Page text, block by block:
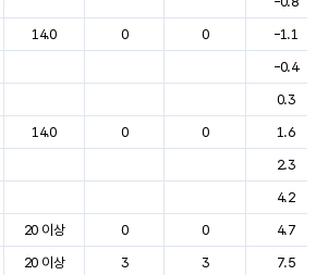
14.0 0 0
-1.1
-0.4
0.3
14.0 0 0
1.6
2.3
4.2
20 이상 0 0
4.7
20 이상 3 3
7.5